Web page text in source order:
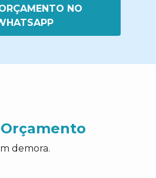
NO
demora.